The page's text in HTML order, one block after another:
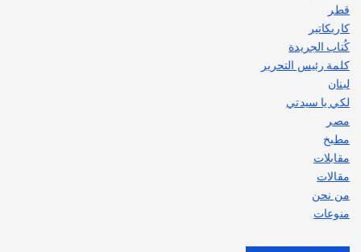
قطر
كاريكاتير
كُتاب الجريدة
كلمة رئيس التحرير
لبنان
لكي يا سيدتي
مصر
مطبخ
مقابلات
مقالات
من نحن
منوعات